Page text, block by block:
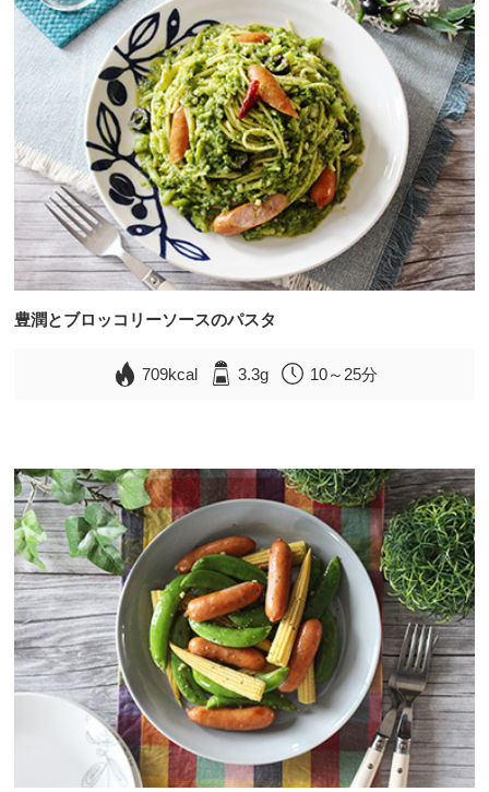
豊潤とブロッコリーソースのパスタ
709kcal 3.3g 10～25分